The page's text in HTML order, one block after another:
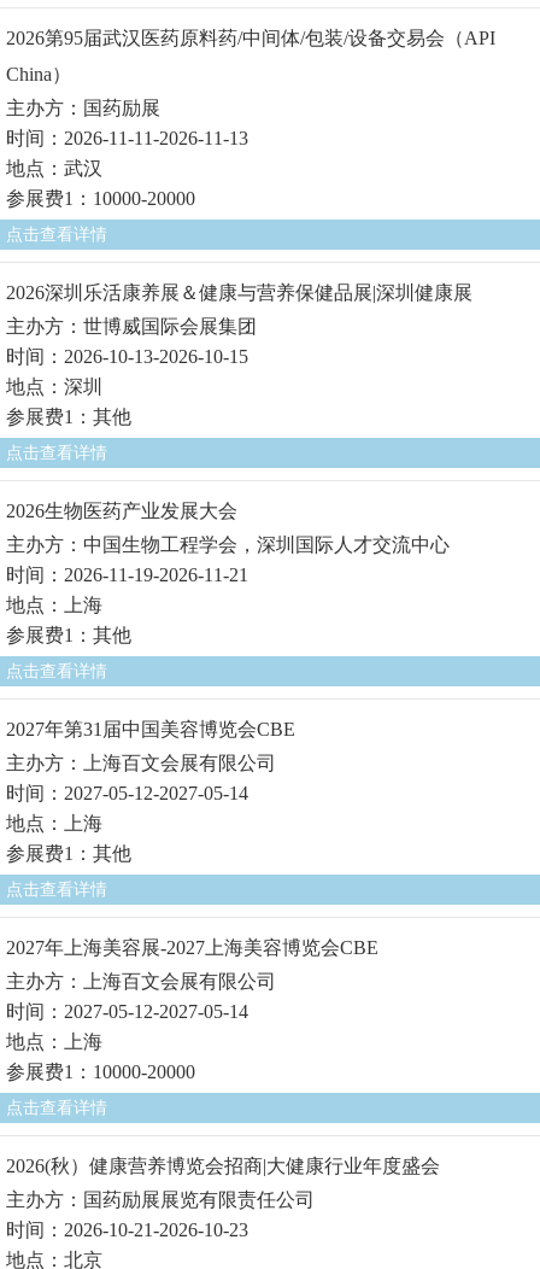
2026第95届武汉医药原料药/中间体/包装/设备交易会（API
China）
主办方：国药励展
时间：2026-11-11-2026-11-13
地点：武汉
参展费1：10000-20000
点击查看详情
2026深圳乐活康养展＆健康与营养保健品展|深圳健康展
主办方：世博威国际会展集团
时间：2026-10-13-2026-10-15
地点：深圳
参展费1：其他
点击查看详情
2026生物医药产业发展大会
主办方：中国生物工程学会，深圳国际人才交流中心
时间：2026-11-19-2026-11-21
地点：上海
参展费1：其他
点击查看详情
2027年第31届中国美容博览会CBE
主办方：上海百文会展有限公司
时间：2027-05-12-2027-05-14
地点：上海
参展费1：其他
点击查看详情
2027年上海美容展-2027上海美容博览会CBE
主办方：上海百文会展有限公司
时间：2027-05-12-2027-05-14
地点：上海
参展费1：10000-20000
点击查看详情
2026(秋）健康营养博览会招商|大健康行业年度盛会
主办方：国药励展展览有限责任公司
时间：2026-10-21-2026-10-23
地点：北京